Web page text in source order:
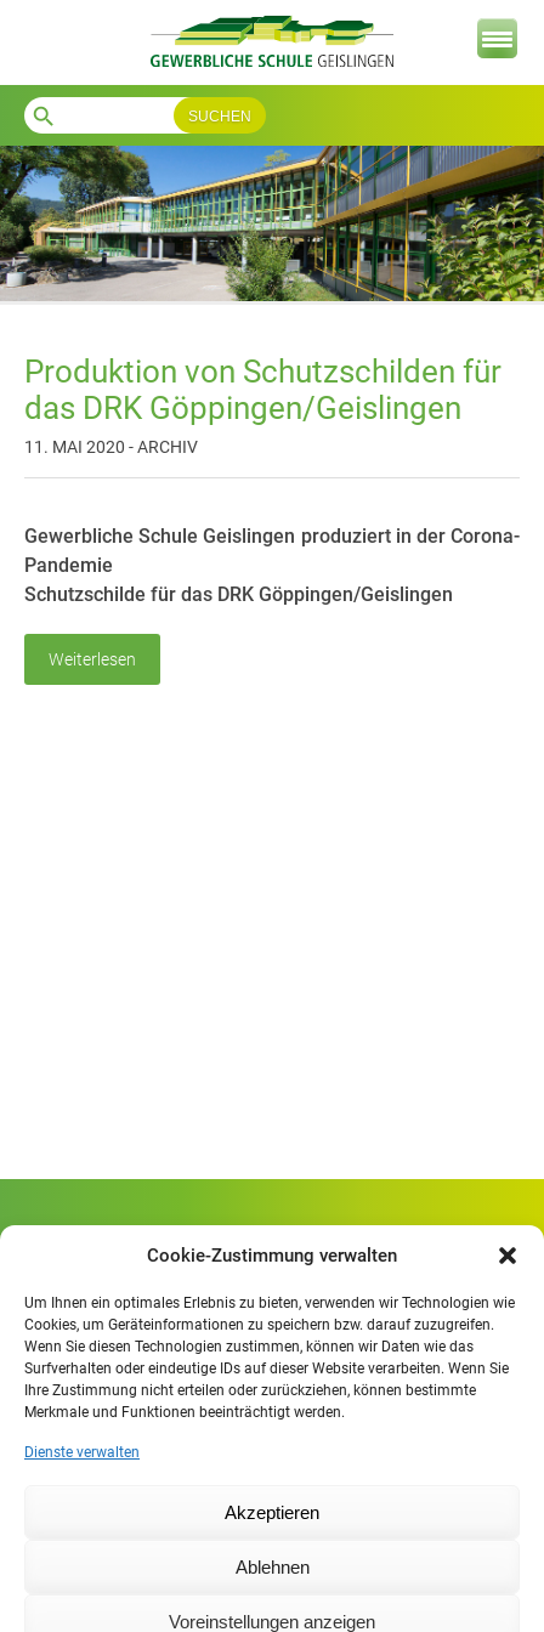
Cookie-Zustimmung verwalten
Um Ihnen ein optimales Erlebnis zu bieten, verwenden wir Technologien wie
Cookies, um Geräteinformationen zu speichern bzw. darauf zuzugreifen.
Wenn Sie diesen Technologien zustimmen, können wir Daten wie das
Surfverhalten oder eindeutige IDs auf dieser Website verarbeiten. Wenn Sie
Ihre Zustimmung nicht erteilen oder zurückziehen, können bestimmte
Merkmale und Funktionen beeinträchtigt werden.
Dienste verwalten
Akzeptieren
Ablehnen
Voreinstellungen anzeigen
search
Produktion von Schutzschilden für
das DRK Göppingen/Geislingen
11. MAI 2020 - ARCHIV
Gewerbliche Schule Geislingen produziert in der Corona-
Pandemie
Schutzschilde für das DRK Göppingen/Geislingen
Weiterlesen
Rheinlandstraße 80
Öffnungszeiten
Mo. - Fr.
07.30 - 13.00 Uhr
Mo. - Do.
13:30 - 15.30 Uhr
Datenschutzerklärung
IHK